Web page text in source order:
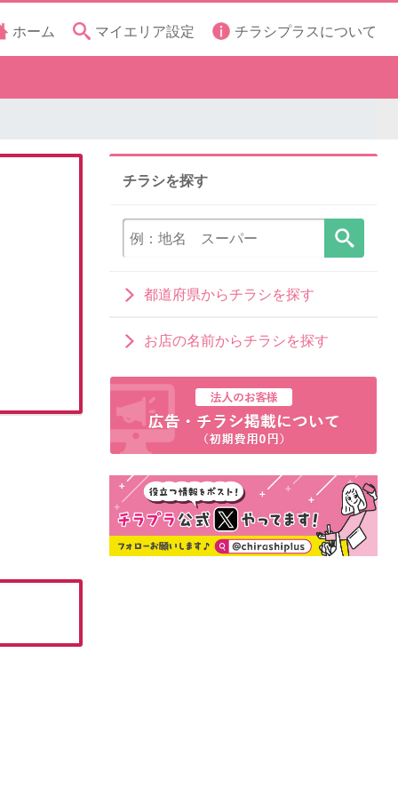
ホーム マイエリア設定 チラシプラスについて
チラシを探す
都道府県からチラシを探す
お店の名前からチラシを探す